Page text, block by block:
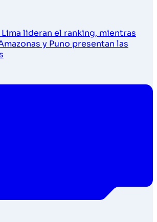
lideran el ranking, mientras
y Puno presentan las